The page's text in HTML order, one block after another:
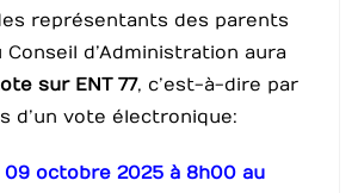
représentants des parents
Conseil d’Administration aura
sur ENT 77, c’est-à-dire par
d’un vote électronique :
09 octobre 2025 à 8h00 au